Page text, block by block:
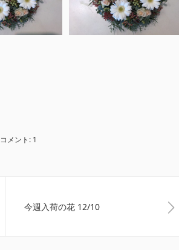
コメント: 1
今週入荷の花 12/10